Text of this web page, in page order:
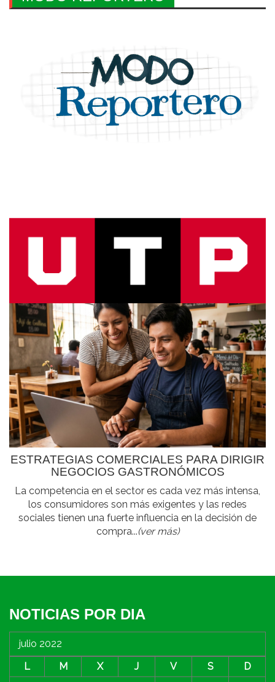
ESTRATEGIAS COMERCIALES PARA DIRIGIR
NEGOCIOS GASTRONÓMICOS
La competencia en el sector es cada vez más intensa,
los consumidores son más exigentes y las redes
sociales tienen una fuerte influencia en la decisión de
compra...(ver más)
NOTICIAS POR DIA
julio 2022
L
M X J V S
D